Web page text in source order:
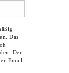
Das
Der
Email.